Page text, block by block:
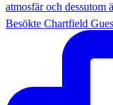
Besökte Chartfield